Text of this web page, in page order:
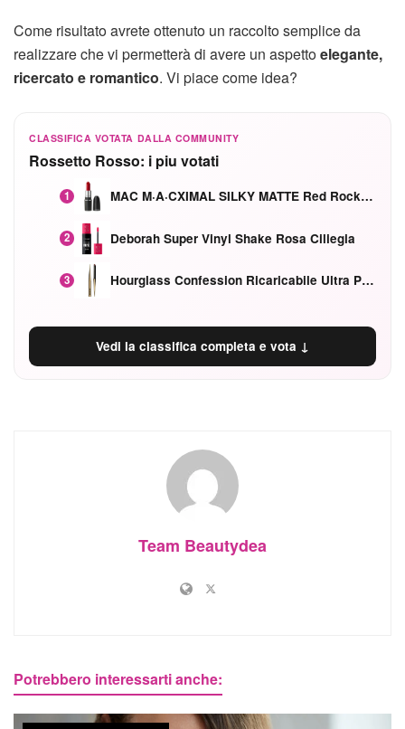
Come risultato avrete ottenuto un raccolto semplice da
realizzare che vi permetterà di avere un aspettoelegante,
ricercato e romantico. Vi piace come idea?
CLASSIFICA VOTATA DALLA COMMUNITY
Rossetto Rosso: i piu votati
1 MAC M·A·CXIMAL SILKY MATTE Red Rock mat
2 Deborah Super Vinyl Shake Rosa Ciliegia
3 Hourglass Confession Ricaricabile Ultra Preciso Ad Alta Intensità Secretly Classic Red
Vedi la classifica completa e vota ↓
Team Beautydea
Potrebbero interessarti anche: